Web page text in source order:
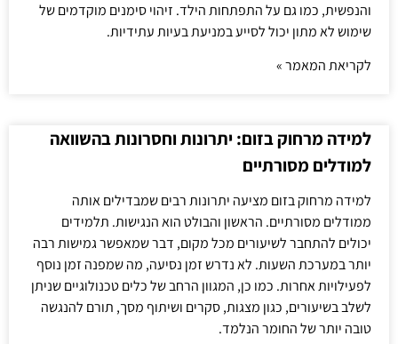
והנפשית, כמו גם על התפתחות הילד. זיהוי סימנים מוקדמים של
שימוש לא מתון יכול לסייע במניעת בעיות עתידיות.
לקריאת המאמר »
למידה מרחוק בזום: יתרונות וחסרונות בהשוואה
למודלים מסורתיים
למידה מרחוק בזום מציעה יתרונות רבים שמבדילים אותה
ממודלים מסורתיים. הראשון והבולט הוא הנגישות. תלמידים
יכולים להתחבר לשיעורים מכל מקום, דבר שמאפשר גמישות רבה
יותר במערכת השעות. לא נדרש זמן נסיעה, מה שמפנה זמן נוסף
לפעילויות אחרות. כמו כן, המגוון הרחב של כלים טכנולוגיים שניתן
לשלב בשיעורים, כגון מצגות, סקרים ושיתוף מסך, תורם להנגשה
טובה יותר של החומר הנלמד.